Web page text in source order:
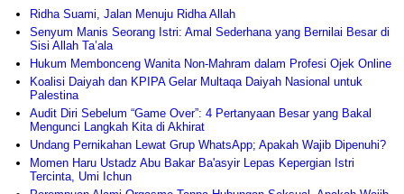
Ridha Suami, Jalan Menuju Ridha Allah
Senyum Manis Seorang Istri: Amal Sederhana yang Bernilai Besar di
Sisi Allah Ta’ala
Hukum Membonceng Wanita Non-Mahram dalam Profesi Ojek Online
Koalisi Daiyah dan KPIPA Gelar Multaqa Daiyah Nasional untuk
Palestina
Audit Diri Sebelum “Game Over”: 4 Pertanyaan Besar yang Bakal
Mengunci Langkah Kita di Akhirat
Undang Pernikahan Lewat Grup WhatsApp; Apakah Wajib Dipenuhi?
Momen Haru Ustadz Abu Bakar Ba'asyir Lepas Kepergian Istri
Tercinta, Umi Ichun